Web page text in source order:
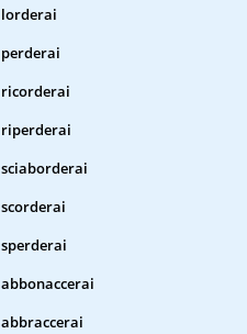
lorderai
perderai
ricorderai
riperderai
sciaborderai
scorderai
sperderai
abbonaccerai
abbraccerai